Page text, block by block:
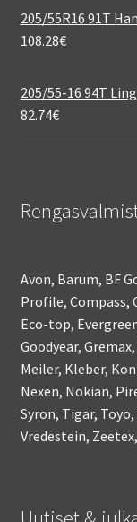
205/55R16 91T
108.28€
205/55-16 94T
82.74€
Avon, Barum, BF
Profile, Compass,
Eco-top,
Goodyear,
Meiler, Kleber,
Nexen, Nokian,
Syron, Tigar,
Vredestein,